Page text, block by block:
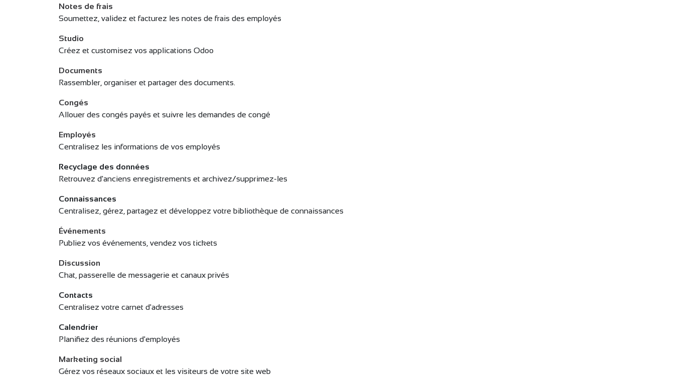
Notes de frais
Soumettez, validez et facturez les notes de frais des employés
Studio
Créez et customisez vos applications Odoo
Documents
Rassembler, organiser et partager des documents.
Congés
Allouer des congés payés et suivre les demandes de congé
Employés
Centralisez les informations de vos employés
Recyclage des données
Retrouvez d'anciens enregistrements et archivez/supprimez-les
Connaissances
Centralisez, gérez, partagez et développez votre bibliothèque de connaissances
Événements
Publiez vos événements, vendez vos tickets
Discussion
Chat, passerelle de messagerie et canaux privés
Contacts
Centralisez votre carnet d'adresses
Calendrier
Planifiez des réunions d'employés
Marketing social
Gérez vos réseaux sociaux et les visiteurs de votre site web